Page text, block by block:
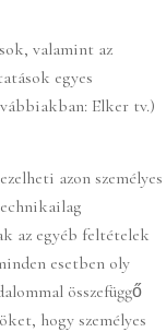
valamint az
egyes
Elker tv.)
azon személyes
az egyéb feltételek
esetben oly
összefüggő
hogy személyes